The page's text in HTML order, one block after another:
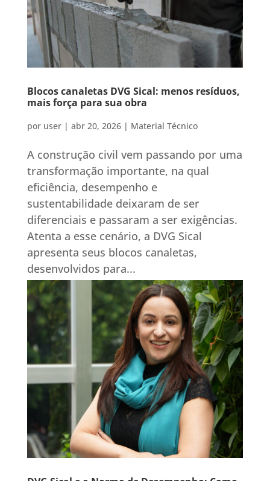
Blocos canaletas DVG Sical: menos resíduos,
mais força para sua obra
por user| abr 20, 2026| Material Técnico
A construção civil vem passando por uma
transformação importante, na qual
eficiência, desempenho e
sustentabilidade deixaram de ser
diferenciais e passaram a ser exigências.
Atenta a esse cenário, a DVG Sical
apresenta seus blocos canaletas,
desenvolvidos para...